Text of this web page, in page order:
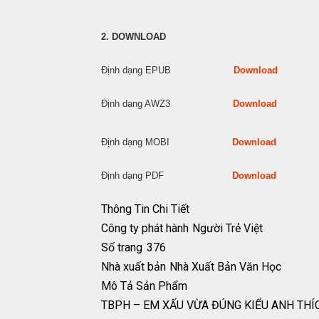
2. DOWNLOAD
Định dạng EPUB Download
Định dạng AWZ3 Download
Định dạng MOBI Download
Định dạng PDF Download
Thông Tin Chi Tiết
Công ty phát hành Người Trẻ Việt
Số trang 376
Nhà xuất bản Nhà Xuất Bản Văn Học
Mô Tả Sản Phẩm
TBPH – EM XẤU VỪA ĐÚNG KIỂU ANH